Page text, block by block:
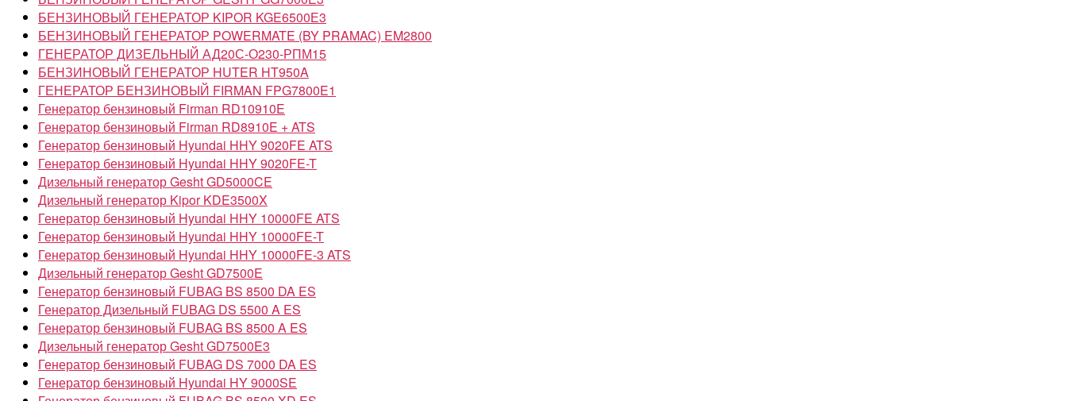
БЕНЗИНОВЫЙ ГЕНЕРАТОР KIPOR KGE6500Е3
БЕНЗИНОВЫЙ ГЕНЕРАТОР POWERMATE (BY PRAMAC) EM2800
ГЕНЕРАТОР ДИЗЕЛЬНЫЙ АД20С-О230-РПМ15
БЕНЗИНОВЫЙ ГЕНЕРАТОР HUTER HT950A
ГЕНЕРАТОР БЕНЗИНОВЫЙ FIRMAN FPG7800E1
Генератор бензиновый Firman RD10910E
Генератор бензиновый Firman RD8910E + ATS
Генератор бензиновый Hyundai HHY 9020FE ATS
Генератор бензиновый Hyundai HHY 9020FE-T
Дизельный генератор Gesht GD5000CE
Дизельный генератор Kipor KDE3500X
Генератор бензиновый Hyundai HHY 10000FE ATS
Генератор бензиновый Hyundai HHY 10000FE-T
Генератор бензиновый Hyundai HHY 10000FE-3 ATS
Дизельный генератор Gesht GD7500E
Генератор бензиновый FUBAG BS 8500 DA ES
Генератор Дизельный FUBAG DS 5500 A ES
Генератор бензиновый FUBAG BS 8500 A ES
Дизельный генератор Gesht GD7500E3
Генератор бензиновый FUBAG DS 7000 DA ES
Генератор бензиновый Hyundai HY 9000SE